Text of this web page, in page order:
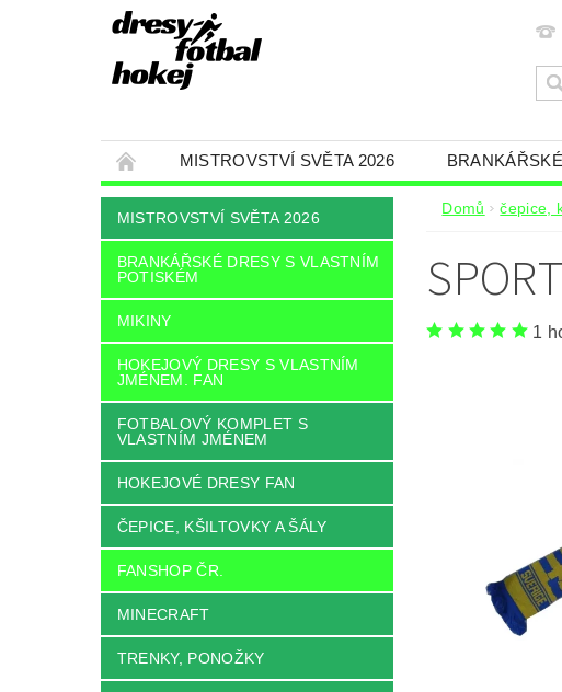
MISTROVSTVÍ SVĚTA 2026
HOKEJOVÝ DRESY S VLASTNÍM JMÉNEM. FAN
ČEPICE, KŠILTOVKY A ŠÁLY
FOTBALOVÝ DRES VLASTNÍ JMÉNEM A ČÍSLEM
FOTBALOVÝ KOMPLET, SET VELIKOSTNÍ
JAK NAKUPOVAT
MISTROVSTVÍ SVĚTA 2026
BRANKÁŘSKÉ DRESY S VLASTNÍM
POTISKÉM
MIKINY
HOKEJOVÝ DRESY S VLASTNÍM
JMÉNEM. FAN
FOTBALOVÝ KOMPLET S
VLASTNÍM JMÉNEM
HOKEJOVÉ DRESY FAN
ČEPICE, KŠILTOVKY A ŠÁLY
FANSHOP ČR.
MINECRAFT
TRENKY, PONOŽKY
Domů čepice,
1